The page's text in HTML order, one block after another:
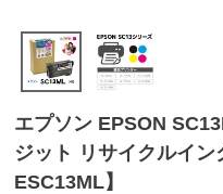
エプソン EPSON
ジット リサイクルイ
ESC13ML】